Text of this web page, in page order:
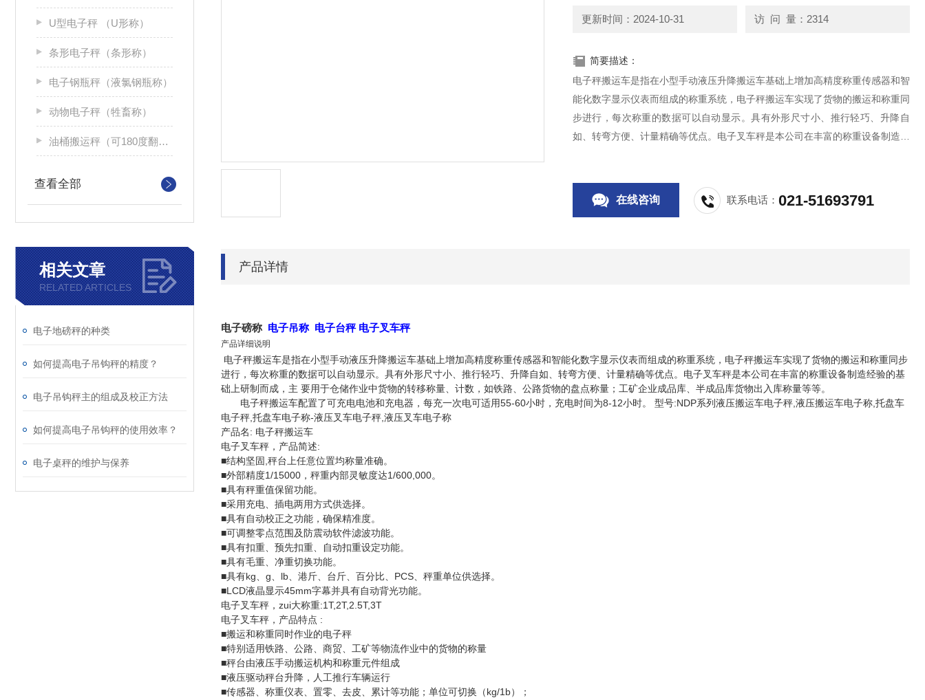
U型电子秤 （U形称）
条形电子秤（条形称）
电子钢瓶秤（液氯钢瓶称）
动物电子秤（牲畜称）
油桶搬运秤（可180度翻转）
查看全部
相关文章
RELATED ARTICLES
电子地磅秤的种类
如何提高电子吊钩秤的精度？
电子吊钩秤主的组成及校正方法
如何提高电子吊钩秤的使用效率？
电子桌秤的维护与保养
更新时间：2024-10-31 访 问 量：2314
简要描述：
电子秤搬运车是指在小型手动液压升降搬运车基础上增加高精度称重传感器和智
能化数字显示仪表而组成的称重系统，电子秤搬运车实现了货物的搬运和称重同
步进行，每次称重的数据可以自动显示。具有外形尺寸小、推行轻巧、升降自
如、转弯方便、计量精确等优点。电子叉车秤是本公司在丰富的称重设备制造经
在线咨询 联系电话：021-51693791
产品详情
电子磅称 电子吊称 电子台秤 电子叉车秤
产品详细说明
电子秤搬运车是指在小型手动液压升降搬运车基础上增加高精度称重传感器和智能化数字显示仪表而组成的称重系统，电子秤搬运车实现了货物的搬运和称重同步
进行，每次称重的数据可以自动显示。具有外形尺寸小、推行轻巧、升降自如、转弯方便、计量精确等优点。电子叉车秤是本公司在丰富的称重设备制造经验的基
础上研制而成，主 要用于仓储作业中货物的转移称量、计数，如铁路、公路货物的盘点称量；工矿企业成品库、半成品库货物出入库称量等等。
电子秤搬运车配置了可充电电池和充电器，每充一次电可适用55-60小时，充电时间为8-12小时。 型号:NDP系列液压搬运车电子秤,液压搬运车电子称,托盘车
电子秤,托盘车电子称-液压叉车电子秤,液压叉车电子称
产品名: 电子秤搬运车
电子叉车秤，产品简述:
■结构坚固,秤台上任意位置均称量准确。
■外部精度1/15000，秤重内部灵敏度达1/600,000。
■具有秤重值保留功能。
■采用充电、插电两用方式供选择。
■具有自动校正之功能，确保精准度。
■可调整零点范围及防震动软件滤波功能。
■具有扣重、预先扣重、自动扣重设定功能。
■具有毛重、净重切换功能。
■具有kg、g、lb、港斤、台斤、百分比、PCS、秤重单位供选择。
■LCD液晶显示45mm字幕并具有自动背光功能。
电子叉车秤，zui大称重:1T,2T,2.5T,3T
电子叉车秤，产品特点 :
■搬运和称重同时作业的电子秤
■特别适用铁路、公路、商贸、工矿等物流作业中的货物的称量
■秤台由液压手动搬运机构和称重元件组成
■液压驱动秤台升降，人工推行车辆运行
■传感器、称重仪表、置零、去皮、累计等功能；单位可切换（kg/1b）；